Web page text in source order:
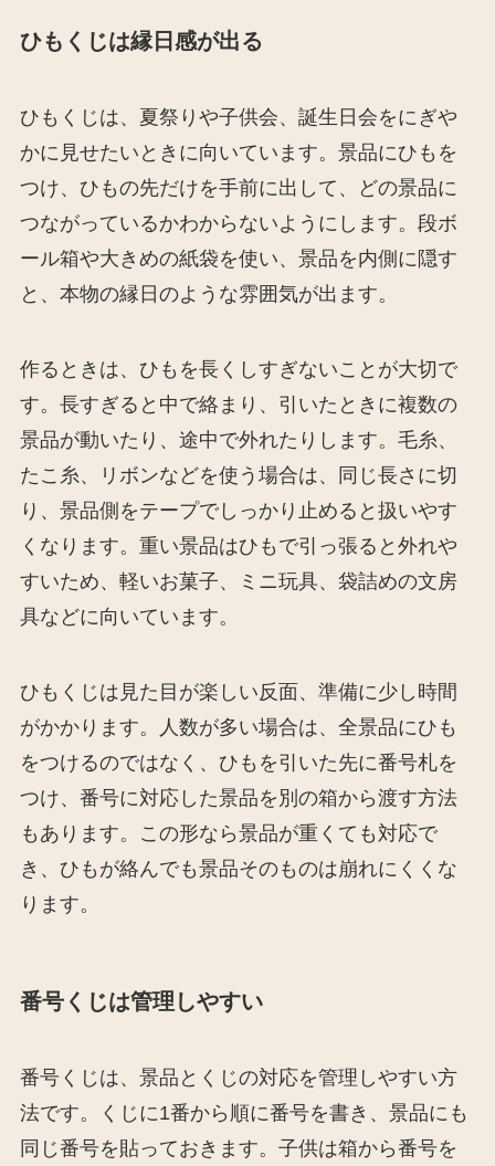
ひもくじは縁日感が出る
ひもくじは、夏祭りや子供会、誕生日会をにぎや
かに見せたいときに向いています。景品にひもを
つけ、ひもの先だけを手前に出して、どの景品に
つながっているかわからないようにします。段ボ
ール箱や大きめの紙袋を使い、景品を内側に隠す
と、本物の縁日のような雰囲気が出ます。
作るときは、ひもを長くしすぎないことが大切で
す。長すぎると中で絡まり、引いたときに複数の
景品が動いたり、途中で外れたりします。毛糸、
たこ糸、リボンなどを使う場合は、同じ長さに切
り、景品側をテープでしっかり止めると扱いやす
くなります。重い景品はひもで引っ張ると外れや
すいため、軽いお菓子、ミニ玩具、袋詰めの文房
具などに向いています。
ひもくじは見た目が楽しい反面、準備に少し時間
がかかります。人数が多い場合は、全景品にひも
をつけるのではなく、ひもを引いた先に番号札を
つけ、番号に対応した景品を別の箱から渡す方法
もあります。この形なら景品が重くても対応で
き、ひもが絡んでも景品そのものは崩れにくくな
ります。
番号くじは管理しやすい
番号くじは、景品とくじの対応を管理しやすい方
法です。くじに1番から順に番号を書き、景品にも
同じ番号を貼っておきます。子供は箱から番号を